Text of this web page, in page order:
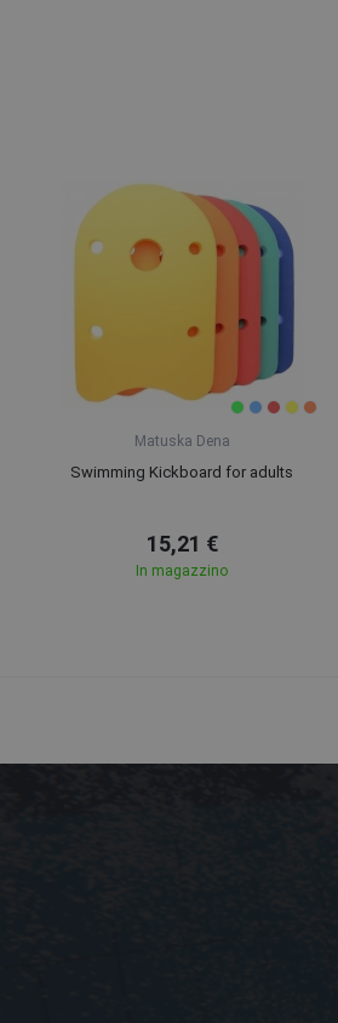
Matuska Dena
Swimming Kickboard for adults
15,21 €
In magazzino